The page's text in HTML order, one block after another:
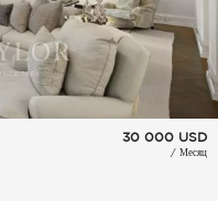
30 000 USD
/ Месяц